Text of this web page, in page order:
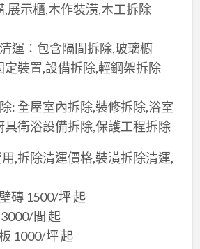
展示櫃,木作裝潢,木工拆除
運：包含隔間拆除,玻璃櫥
定裝置,設備拆除,輕鋼架拆除
: 全屋室內拆除,裝修拆除,浴室
具衛浴設備拆除,保護工程拆除
,拆除清運價格,裝潢拆除清運,
磚 1500/坪 起
間 起
1000/坪 起